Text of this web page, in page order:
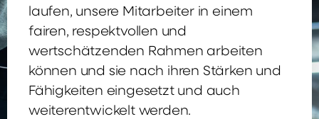
laufen, unsere Mitarbeiter in einem
fairen, respektvollen und
wertschätzenden Rahmen arbeiten
können und sie nach ihren Stärken und
Fähigkeiten eingesetzt und auch
weiterentwickelt werden.